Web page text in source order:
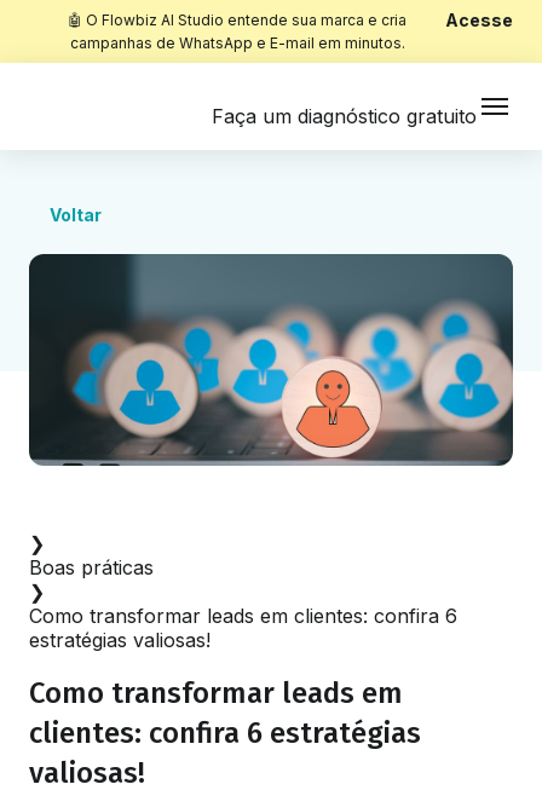
🤖 O Flowbiz AI Studio entende sua marca e cria
campanhas de WhatsApp e E-mail em minutos.
Acesse
Faça um diagnóstico gratuito
Voltar
❯
Boas práticas
❯
Como transformar leads em clientes: confira 6
estratégias valiosas!
Como transformar leads em
clientes: confira 6 estratégias
valiosas!